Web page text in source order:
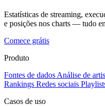
Estatísticas de streaming,
e posições nos charts — tudo
Comece grátis
Produto
Fontes de dados Análise de
Rankings Redes sociais
Casos de uso